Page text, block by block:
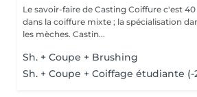
Le savoir-faire de Casting Coiffure c'est
dans la coiffure mixte ; la spécialisation
les mèches. Castin...
Sh. + Coupe + Brushing
Sh. + Coupe + Coiffage étudiante (-